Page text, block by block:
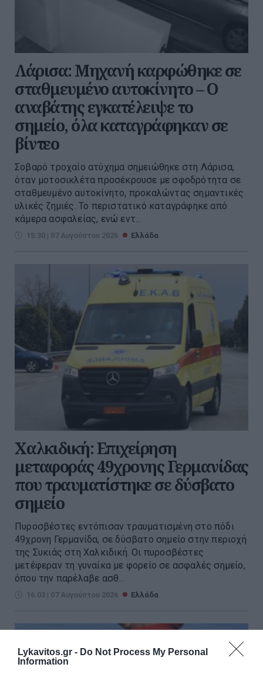
Lykavitos.gr - Do Not Process My Personal
Information
Λάρισα: Μηχανή καρφώθηκε σε
σταθμευμένο αυτοκίνητο – Ο
αναβάτης εγκατέλειψε το
σημείο, όλα καταγράφηκαν σε
βίντεο
Σοβαρό τροχαίο ατύχημα σημειώθηκε στη Λάρισα,
όταν μοτοσικλέτα προσέκρουσε με σφοδρότητα σε
σταθμευμένο αυτοκίνητο, προκαλώντας σημαντικές
υλικές ζημιές. Το περιστατικό καταγράφηκε από
κάμερα ασφαλείας, ενώ εντ...
15:30 | 07 Αυγούστου 2026 Ελλάδα
Χαλκιδική: Επιχείρηση
μεταφοράς 49χρονης Γερμανίδας
που τραυματίστηκε σε δύσβατο
σημείο
Πυροσβέστες εντόπισαν τραυματισμένη στο πόδι
49χρονη Γερμανίδα, σε δύσβατο σημείο στην περιοχή
της Συκιάς στη Χαλκιδική. Οι πυροσβέστες
μετέφεραν τη γυναίκα με φορείο σε ασφαλές σημείο,
όπου την παρέλαβε ασθ...
16:03 | 07 Αυγούστου 2026 Ελλάδα